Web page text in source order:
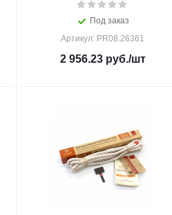
Под заказ
Артикул: PR08.26361
2 956.23руб./шт